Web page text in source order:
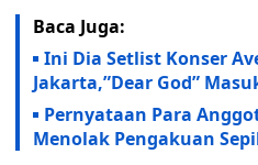
Baca Juga:
Ini Dia Setlist Konser
Jakarta,”Dear God”
Pernyataan Para
Menolak Pengakuan